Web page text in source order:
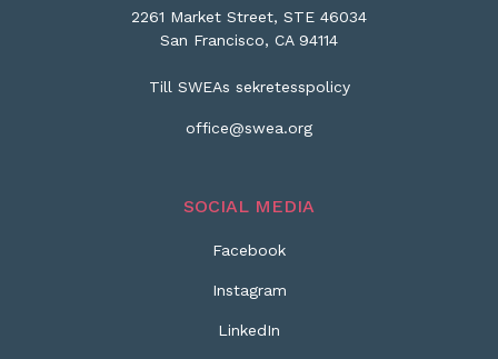
2261 Market Street, STE 46034
San Francisco, CA 94114
Till SWEAs sekretesspolicy
office@swea.org
SOCIAL MEDIA
Facebook
Instagram
LinkedIn